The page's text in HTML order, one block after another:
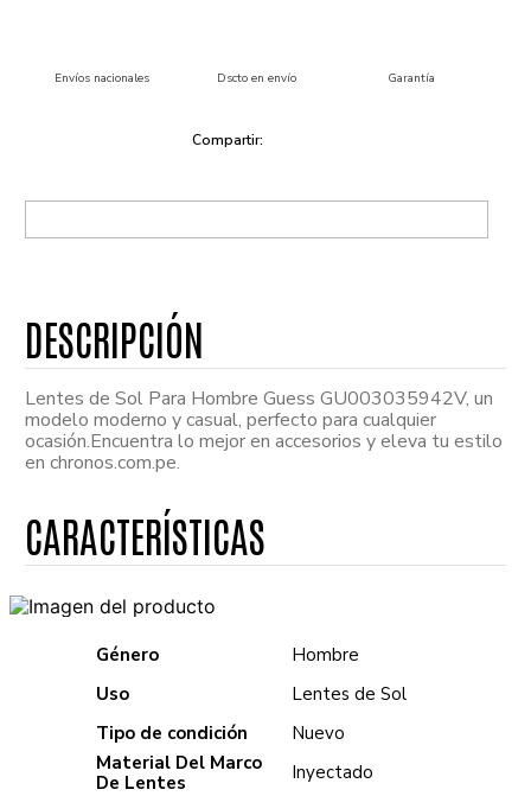
Envíos nacionales Dscto en envío Garantía
Lentes de Sol Para Hombre Guess GU003035942V, un
modelo moderno y casual, perfecto para cualquier
ocasión.Encuentra lo mejor en accesorios y eleva tu estilo
en chronos.com.pe.
Género
Hombre
Uso
Lentes de Sol
Tipo de condición
Nuevo
Material Del Marco
De Lentes
Inyectado